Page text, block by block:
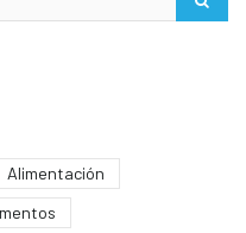
Alimentación